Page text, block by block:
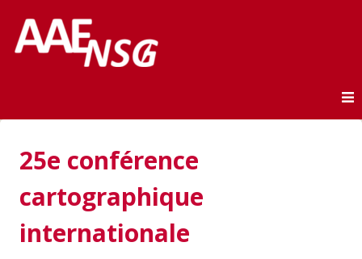
AAE-ENSG
25e conférence
cartographique
internationale